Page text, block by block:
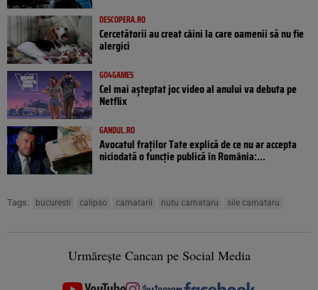
DESCOPERA.RO
Cercetătorii au creat câini la care oamenii să nu fie
alergici
GO4GAMES
Cel mai așteptat joc video al anului va debuta pe
Netflix
GANDUL.RO
Avocatul fraților Tate explică de ce nu ar accepta
niciodată o funcție publică în România:...
Tags: bucuresti calipso camatarii nutu camataru sile camataru
Urmărește Cancan pe Social Media